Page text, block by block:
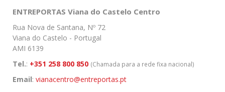
ENTREPORTAS Viana do Castelo Centro
Rua Nova de Santana, Nº 72
Viana do Castelo - Portugal
AMI 6139
Tel.: +351 258 800 850 (Chamada para a rede fixa nacional)
Email: vianacentro@entreportas.pt